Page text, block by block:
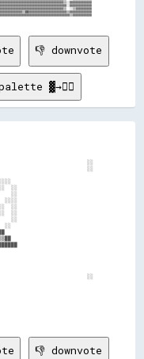
░░▒▒▓▓▓▓▓▓▓▓▓▓
👎 downvote
▓→✊🏽
░░
░░
██
██    ░░░░░░░░░░
░░  ░░
░░░░    ░░
░░      ░░░░
░░  ░░  ░░  ░░
░░        ░░  ░░
░░    ░░    ░░
░░    ░░    ░░
████████
██▒▒▒▒▒▒▒▒██
████▒▒▒▒▒▒████████
██▒▒████████████
░░
👎 downvote